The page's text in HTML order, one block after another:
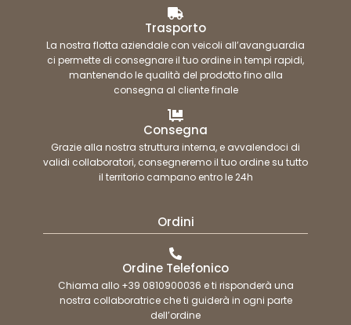
Trasporto
La nostra flotta aziendale con veicoli all’avanguardia
ci permette di consegnare il tuo ordine in tempi rapidi,
mantenendo le qualità del prodotto fino alla
consegna al cliente finale
Consegna
Grazie alla nostra struttura interna, e avvalendoci di
validi collaboratori, consegneremo il tuo ordine su tutto
il territorio campano entro le 24h
Ordini
Ordine Telefonico
Chiama allo +39 0810900036 e ti risponderà una
nostra collaboratrice che ti guiderà in ogni parte
dell’ordine